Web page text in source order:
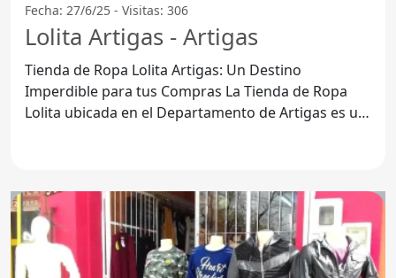
Fecha: 27/6/25 - Visitas: 306
Lolita Artigas - Artigas
Tienda de Ropa Lolita Artigas: Un Destino
Imperdible para tus Compras La Tienda de Ropa
Lolita ubicada en el Departamento de Artigas es un